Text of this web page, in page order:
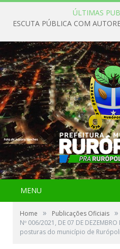
ÚLTIMAS
MENU
Home » Publicações Oficiais »
Nº 006/2021, DE 07 DE
posturas do município de